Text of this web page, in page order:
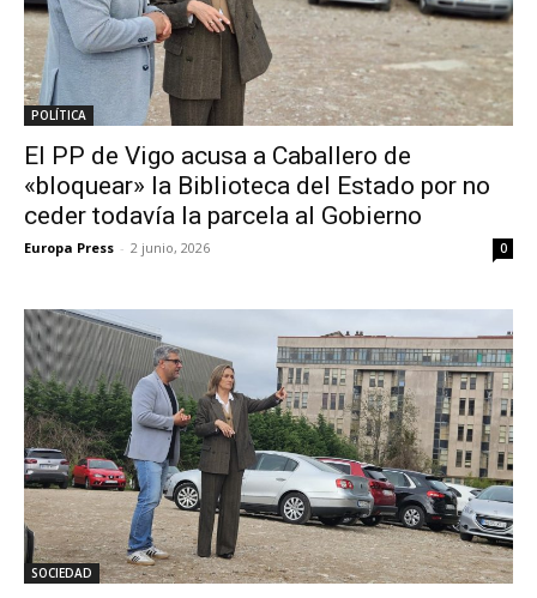
POLÍTICA
El PP de Vigo acusa a Caballero de
«bloquear» la Biblioteca del Estado por no
ceder todavía la parcela al Gobierno
Europa Press - 2 junio, 2026 0
SOCIEDAD